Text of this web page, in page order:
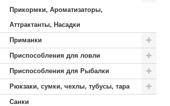
Прикормки, Ароматизаторы,
Аттрактанты, Насадки
Приманки
Приспособления для ловли
Приспособления для Рыбалки
Рюкзаки, сумки, чехлы, тубусы, тара
Санки